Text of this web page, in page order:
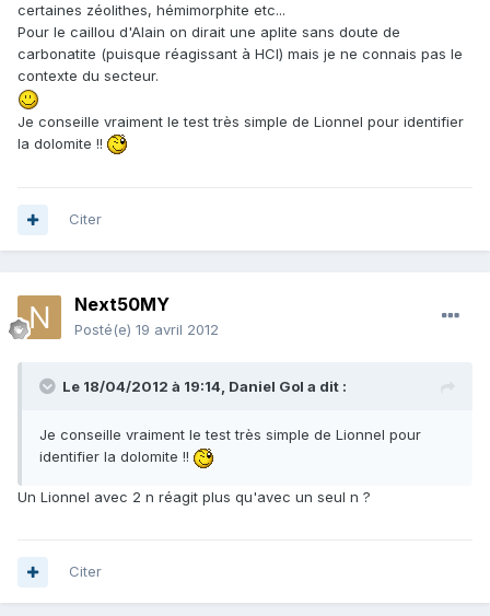
certaines zéolithes, hémimorphite etc...
Pour le caillou d'Alain on dirait une aplite sans doute de
carbonatite (puisque réagissant à HCl) mais je ne connais pas le
contexte du secteur.
Je conseille vraiment le test très simple de Lionnel pour identifier
la dolomite !!
Citer
Next50MY
Posté(e) 19 avril 2012
Le 18/04/2012 à 19:14, Daniel Gol a dit :
Je conseille vraiment le test très simple de Lionnel pour
identifier la dolomite !!
Un Lionnel avec 2 n réagit plus qu'avec un seul n ?
Citer